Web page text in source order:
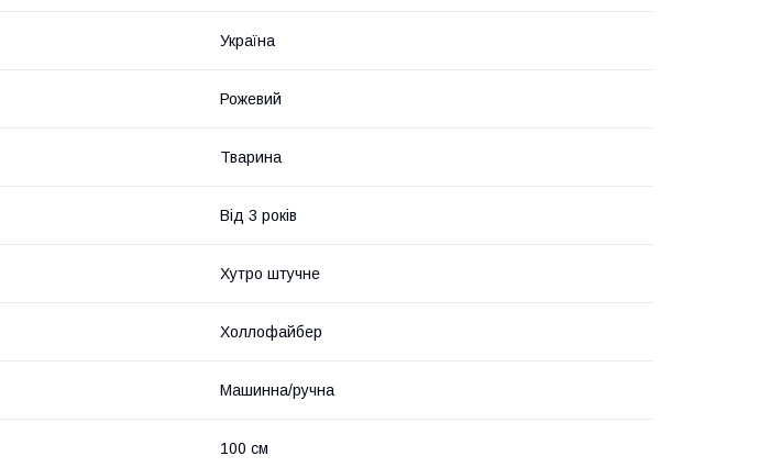
Україна
Рожевий
Тварина
Від 3 років
Хутро штучне
Холлофайбер
Машинна/ручна
100 см